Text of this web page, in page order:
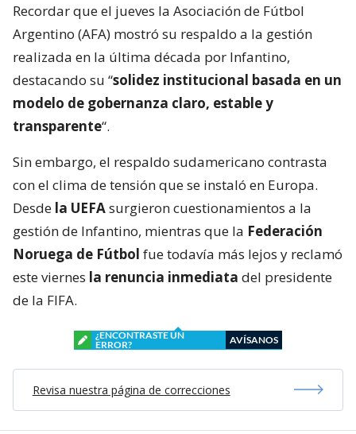
Recordar que el jueves la Asociación de Fútbol
Argentino (AFA) mostró su respaldo a la gestión
realizada en la última década por Infantino,
destacando su “solidez institucional basada en un
modelo de gobernanza claro, estable y
transparente“.
Sin embargo, el respaldo sudamericano contrasta
con el clima de tensión que se instaló en Europa.
Desde la UEFAsurgieron cuestionamientos a la
gestión de Infantino, mientras que la Federación
Noruega de Fútbol fue todavía más lejos y reclamó
este viernes la renuncia inmediata del presidente
de la FIFA.
¿ENCONTRASTE UN
ERROR?
AVÍSANOS
Revisa nuestra página de correcciones